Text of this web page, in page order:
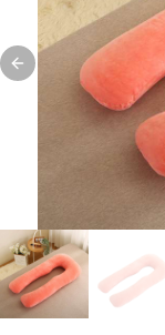
Previous slide